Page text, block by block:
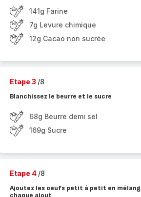
141g Farine
7g Levure chimique
12g Cacao non sucrée
Etape 3 /8
Blanchissez le beurre et le sucre
68g Beurre demi sel
169g Sucre
Etape 4 /8
Ajoutez les oeufs petit à petit en
chaque ajout